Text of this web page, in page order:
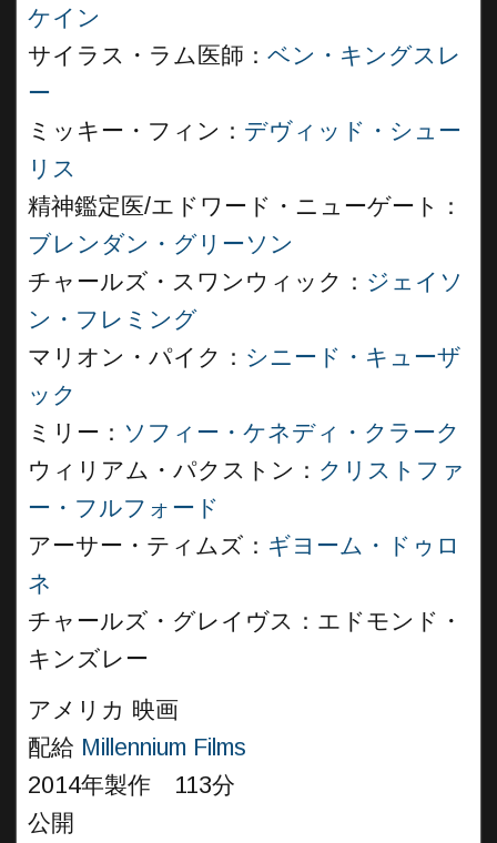
ケイン
サイラス・ラム医師： ベン・キングスレ
ー
ミッキー・フィン： デヴィッド・シュー
リス
精神鑑定医/エドワード・ニューゲート：
ブレンダン・グリーソン
チャールズ・スワンウィック： ジェイソ
ン・フレミング
マリオン・パイク： シニード・キューザ
ック
ミリー： ソフィー・ケネディ・クラーク
ウィリアム・パクストン： クリストファ
ー・フルフォード
アーサー・ティムズ： ギヨーム・ドゥロ
ネ
チャールズ・グレイヴス：エドモンド・
キンズレー
アメリカ 映画
配給 Millennium Films
2014年製作 113分
公開